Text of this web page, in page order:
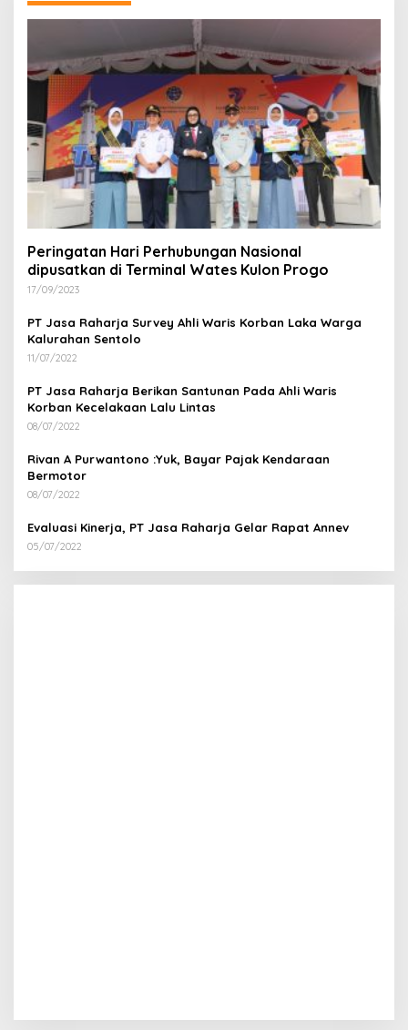
Peringatan Hari Perhubungan Nasional
dipusatkan di Terminal Wates Kulon Progo
17/09/2023
PT Jasa Raharja Survey Ahli Waris Korban Laka Warga
Kalurahan Sentolo
11/07/2022
PT Jasa Raharja Berikan Santunan Pada Ahli Waris
Korban Kecelakaan Lalu Lintas
08/07/2022
Rivan A Purwantono :Yuk, Bayar Pajak Kendaraan
Bermotor
08/07/2022
Evaluasi Kinerja, PT Jasa Raharja Gelar Rapat Annev
05/07/2022